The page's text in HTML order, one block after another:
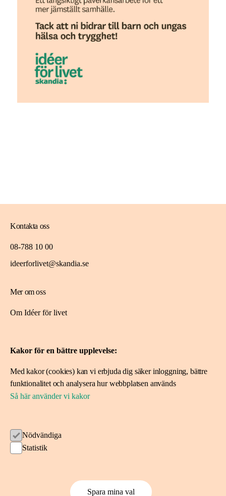
Mer om oss
Om Idéer för livet
Projekt vi stöttat
Kontakta oss
08-788 10 00
ideerforlivet@skandia.se
Kakor på ideerforlivet.se
Kakor för en bättre upplevelse:
Med kakor (cookies) kan vi erbjuda dig säker inloggning, bättre
funktionalitet och analysera hur webbplatsen används
Så här använder vi kakor
Nödvändiga
Statistik
Spara mina val